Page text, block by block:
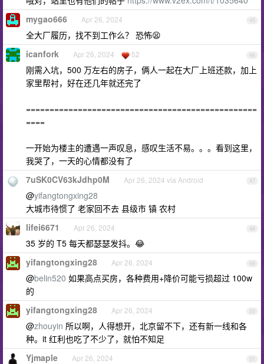
45
mygao666 Apr 26, 2024
全大厂履历，找不到工作么？ 恐怖😫
46
icanfork Apr 26, 2024 52
刚需入坑，500 万左右的房子，俩人一起在大厂上班还款，加上
家里帮衬，好在还几年就还完了
=================================================
====
一开始为楼主的遭遇一声叹息，感叹生活不易。。。看到这里，
我哭了，一天的心情都没有了
47
7uSK0CV63kJdhp0M Apr 26, 2024 via Android
@yifangtongxing28
大城市待惯了 老家回不去 县级市 镇 农村
48
lifei6671 Apr 26, 2024
35 岁的 T5 每天都瑟瑟发抖。😂
49
yifangtongxing28 Apr 26, 2024
@belin520 如果高点买房，各种费用+降价可能亏损超过 100w
的
50
yifangtongxing28 Apr 26, 2024
@zhouyin 所以啊，人得想开，北京留不下，还有新一线和各
种。it 红利也吃了不少了，就怕不知足
51
Yjmaple Apr 26, 2024